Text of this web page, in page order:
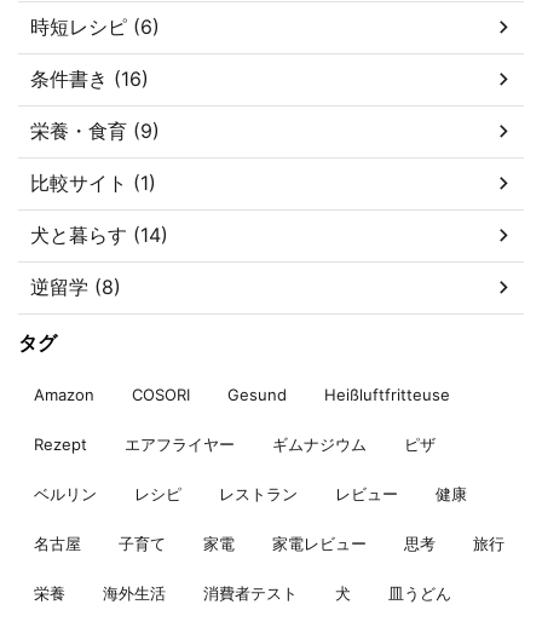
時短レシピ (6)
条件書き (16)
栄養・食育 (9)
比較サイト (1)
犬と暮らす (14)
逆留学 (8)
タグ
Amazon COSORI Gesund Heißluftfritteuse
Rezept エアフライヤー ギムナジウム ピザ
ベルリン レシピ レストラン レビュー 健康
名古屋 子育て 家電 家電レビュー 思考 旅行
栄養 海外生活 消費者テスト 犬 皿うどん